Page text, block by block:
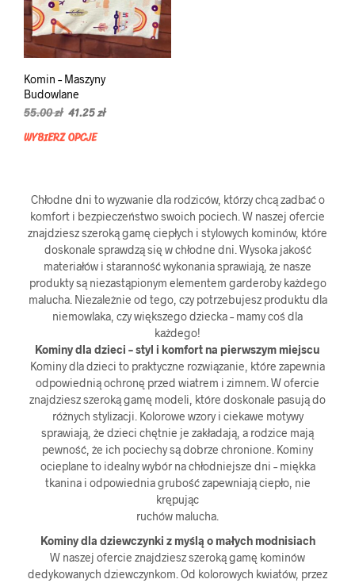
Komin – Maszyny
Budowlane
55.00zł Pierwotna
wynosiła:
41.25złAktualna
WYBIERZ OPCJE
wariantów.
Opcje
można
wybrać
na
stronie
produktu
Chłodne dni to wyzwanie dla rodziców, którzy chcą zadbać o
komfort i bezpieczeństwo swoich pociech. W naszej ofercie
znajdziesz szeroką gamę ciepłych i stylowych kominów, które
doskonale sprawdzą się w chłodne dni. Wysoka jakość
materiałów i staranność wykonania sprawiają, że nasze
produkty są niezastąpionym elementem garderoby każdego
malucha. Niezależnie od tego, czy potrzebujesz produktu dla
niemowlaka, czy większego dziecka – mamy coś dla
każdego!
Kominy dla dzieci – styl i komfort na pierwszym miejscu
Kominy dla dzieci to praktyczne rozwiązanie, które zapewnia
odpowiednią ochronę przed wiatrem i zimnem. W ofercie
znajdziesz szeroką gamę modeli, które doskonale pasują do
różnych stylizacji. Kolorowe wzory i ciekawe motywy
sprawiają, że dzieci chętnie je zakładają, a rodzice mają
pewność, że ich pociechy są dobrze chronione. Kominy
ocieplane to idealny wybór na chłodniejsze dni – miękka
tkanina i odpowiednia grubość zapewniają ciepło, nie
krępując
ruchów malucha.
Kominy dla dziewczynki z myślą o małych modnisiach
W naszej ofercie znajdziesz szeroką gamę kominów
dedykowanych dziewczynkom. Od kolorowych kwiatów, przez